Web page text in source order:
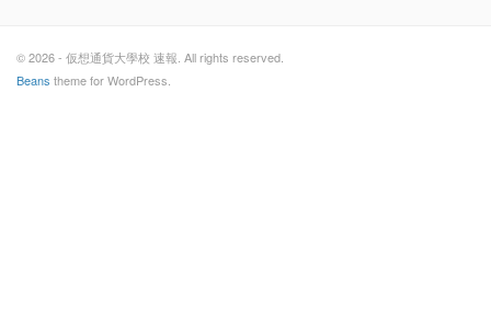
© 2026 - 仮想通貨大學校 速報. All rights reserved.
Beans theme for WordPress.